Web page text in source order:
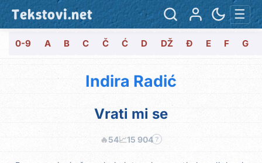
Tekstovi.net ☰
0-9 A B C Č Ć D DŽ Đ E F G
Indira Radić
Vrati mi se
🔥54📈15 904 ?